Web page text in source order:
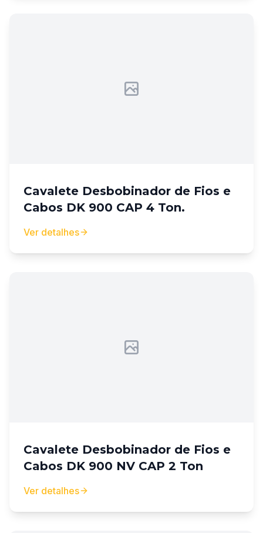
Cavalete Desbobinador de Fios e
Cabos DK 900 CAP 4 Ton.
Ver detalhes
Cavalete Desbobinador de Fios e
Cabos DK 900 NV CAP 2 Ton
Ver detalhes